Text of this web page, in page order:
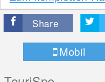
Share
Mobil